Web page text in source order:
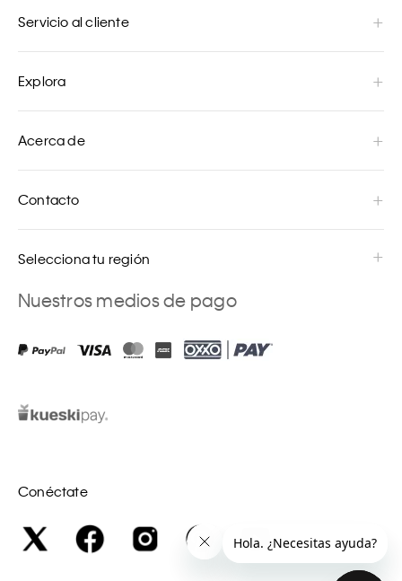
Servicio al cliente
Explora
Acerca de
Contacto
Selecciona tu región
Nuestros medios de pago
Conéctate